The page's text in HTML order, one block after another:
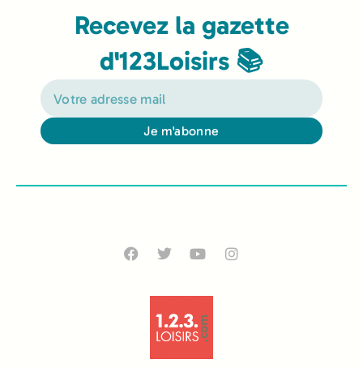
Recevez la gazette
d'123Loisirs 📚
Je m'abonne